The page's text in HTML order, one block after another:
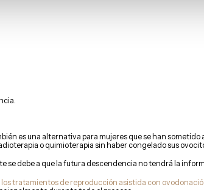
es una alternativa para mujeres que se han
o quimioterapia sin haber congelado sus
se debe a que la futura descendencia no tendrá la
los tratamientos de reproducción asistida con